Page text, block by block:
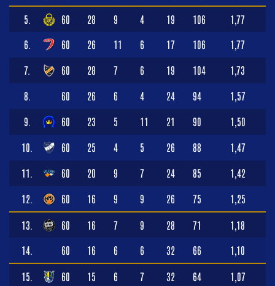
5. 60 28 9 4 19 106 1,77
6. 60 26 11 6 17 106 1,77
7. 60 28 7 6 19 104 1,73
8. 60 26 6 4 24 94 1,57
9. 60 23 5 11 21 90 1,50
10. 60 25 4 5 26 88 1,47
11. 60 20 9 7 24 85 1,42
12. 60 16 9 9 26 75 1,25
13. 60 16 7 9 28 71 1,18
14. 60 16 6 6 32 66 1,10
15. 60 15 6 7 32 64 1,07